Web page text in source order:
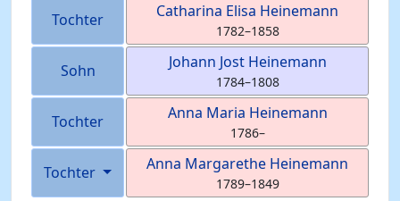
Tochter Catharina Elisa Heinemann
1782–1858
Sohn Johann Jost Heinemann
1784–1808
Tochter Anna Maria Heinemann
1786–
Tochter Anna Margarethe Heinemann
1789–1849